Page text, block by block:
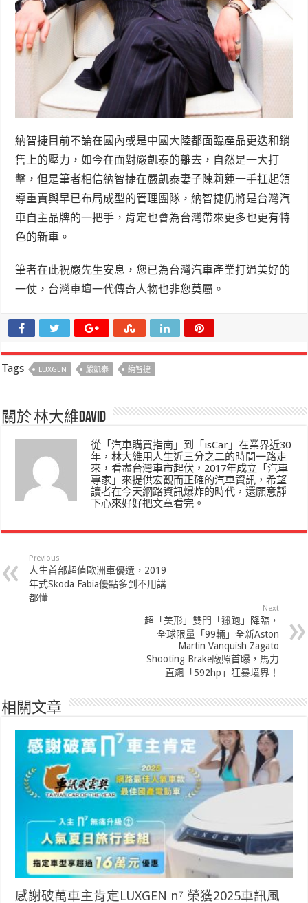
納智捷目前不論在國內或是中國大陸都面臨產品更迭和銷
售上的壓力，如今在面對嚴凱泰的離去，自然是一大打
擊，但是筆者相信納智捷在嚴凱泰妻子陳莉蓮一手扛起領
導重責與早已布局成型的管理團隊，納智捷仍將是台灣汽
車自主品牌的一把手，肯定也會為台灣帶來更多也更有特
色的新車。
筆者在此祝嚴先生安息，您已為台灣汽車產業打過美好的
一仗，台灣車壇一代傳奇人物也非您莫屬。
Tags LUXGEN 嚴凱泰 納智捷
關於 林大維David
從「汽車購買指南」到「isCar」在業界近30
年，林大維用人生近三分之二的時間一路走
來，看盡台灣車市起伏，2017年成立「汽車
專家」來提供宏觀而正確的汽車資訊，希望
讀者在今天網路資訊爆炸的時代，還願意靜
下心來好好把文章看完。
Previous
人生首部超值歐洲車優選，2019
年式Skoda Fabia優點多到不用講
都懂
Next
超「美形」雙門「獵跑」降臨，
全球限量「99輛」全新Aston
Martin Vanquish Zagato
Shooting Brake廠照首曝，馬力
直飆「592hp」狂暴境界！
相關文章
感謝破萬車主肯定LUXGEN n⁷ 榮獲2025車訊風